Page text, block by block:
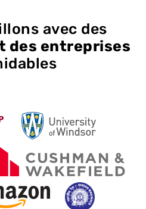
avec des
des entreprises